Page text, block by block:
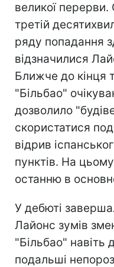
великої
третій
ряду попадання
відзначилися
Ближче до кінця
"Більбао"
дозволило
скористатися
відрив
пунктів. На
останню в
У дебюті
Лайонс зумів
"Більбао" навіть
подальші